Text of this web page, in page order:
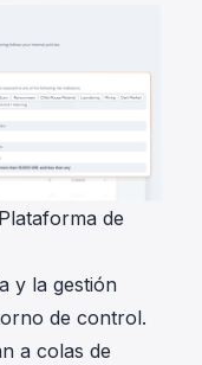
de
y la gestión
de control.
a colas de